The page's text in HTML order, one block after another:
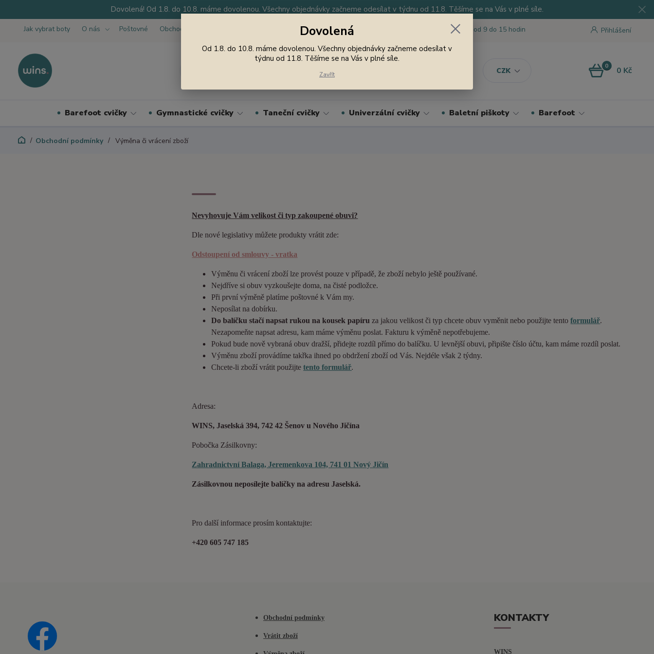
Dovolená! Od 1.8. do 10.8. máme dovolenou. Všechny objednávky začneme odesílat v týdnu od 11.8. Těšíme se na Vás v plné síle.
Jak vybrat boty O nás Poštovné Obchodní podmínky
CZK
Přihlášení
Nevíte si rady? Zavolejte. Jsme tu pro Vás od 9 do 15 hodin
0 0 Kč
Barefoot cvičky Gymnastické cvičky Taneční cvičky Univerzální cvičky Baletní piškoty Barefoot
Obchodní podmínky Výměna či vrácení zboží
Nevyhovuje Vám velikost či typ zakoupené obuvi?
Dle nové legislativy můžete produkty vrátit zde:
Odstoupení od smlouvy - vratka
Výměnu či vrácení zboží lze provést pouze v případě, že zboží nebylo ještě používané.
Nejdříve si obuv vyzkoušejte doma, na čisté podložce.
Při první výměně platíme poštovné k Vám my.
Neposílat na dobírku.
Do balíčku stačí napsat rukou na kousek papíru za jakou velikost či typ chcete obuv vyměnit nebo použijte tentoformulář.
Nezapomeňte napsat adresu, kam máme výměnu poslat. Fakturu k výměně nepotřebujeme.
Pokud bude nově vybraná obuv dražší, přidejte rozdíl přímo do balíčku. U levnější obuvi, připište číslo účtu, kam máme rozdíl poslat.
Výměnu zboží provádíme takřka ihned po obdržení zboží od Vás. Nejdéle však 2 týdny.
Chcete-li zboží vrátit použijtetento formulář.
Adresa:
WINS, Jaselská 394, 742 42 Šenov u Nového Jičína
Pobočka Zásilkovny:
Zahradnictvní Balaga, Jeremenkova 104, 741 01 Nový Jičín
Zásilkovnou neposílejte balíčky na adresu Jaselská.
Pro další informace prosím kontaktujte:
+420 605 747 185
Obchodní podmínky
Vrátit zboží
KONTAKTY
WINS
Dovolená
Od 1.8. do 10.8. máme dovolenou. Všechny objednávky začneme odesílat v
týdnu od 11.8. Těšíme se na Vás v plné síle.
Zavřít